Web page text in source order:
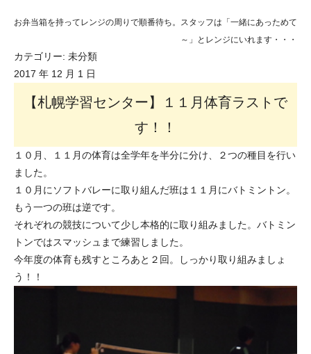
お弁当箱を持ってレンジの周りで順番待ち。スタッフは「一緒にあっためて
～」とレンジにいれます・・・
カテゴリー: 未分類
2017 年 12 月 1 日
【札幌学習センター】１１月体育ラストで
す！！
１０月、１１月の体育は全学年を半分に分け、２つの種目を行い
ました。
１０月にソフトバレーに取り組んだ班は１１月にバトミントン。
もう一つの班は逆です。
それぞれの競技について少し本格的に取り組みました。バトミン
トンではスマッシュまで練習しました。
今年度の体育も残すところあと２回。しっかり取り組みましょ
う！！